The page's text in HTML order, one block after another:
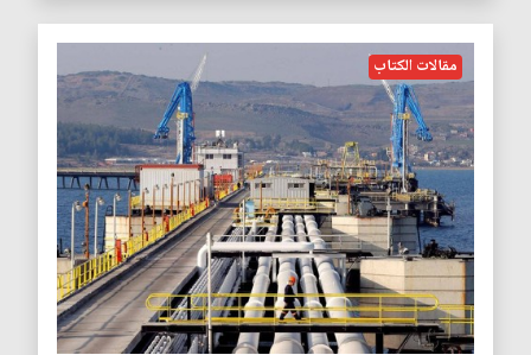
مقالات الكتاب